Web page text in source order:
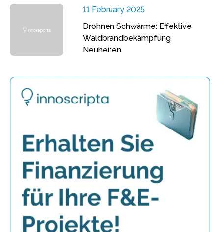
11 February 2025
Drohnen Schwärme: Effektive
Waldbrandbekämpfung
Neuheiten